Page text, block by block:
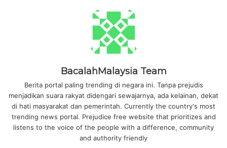
BacalahMalaysia Team
Berita portal paling trending di negara ini. Tanpa prejudis
menjadikan suara rakyat didengari sewajarnya, ada kelainan, dekat
di hati masyarakat dan pemerintah. Currently the country's most
trending news portal. Prejudice free website that prioritizes and
listens to the voice of the people with a difference, community
and authority friendly